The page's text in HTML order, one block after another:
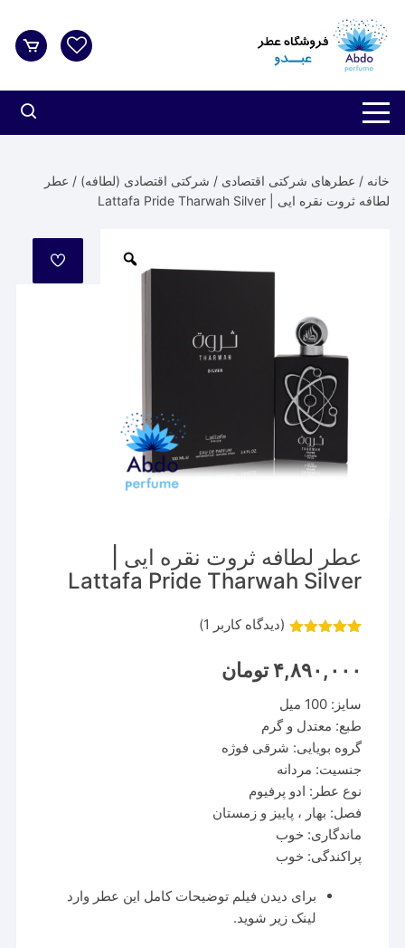
شدن
خانه / عطرهای شرکتی اقتصادی / شرکتی اقتصادی (لطافه) / عطر
لطافه ثروت نقره ایی | Lattafa Pride Tharwah Silver
مورد
علاقه
عطر لطافه ثروت نقره ایی |
Lattafa Pride Tharwah Silver
مشتری
(دیدگاه کاربر 1
)
۴,۸۹۰,۰۰۰ تومان
سایز: 100 میل
طبع: معتدل و گرم
گروه بویایی: شرقی فوژه
جنسیت: مردانه
نوع عطر: ادو پرفیوم
فصل: بهار ، پاییز و زمستان
ماندگاری: خوب
پراکندگی: خوب
برای دیدن فیلم توضیحات کامل این عطر وارد
لینک زیر شوید.